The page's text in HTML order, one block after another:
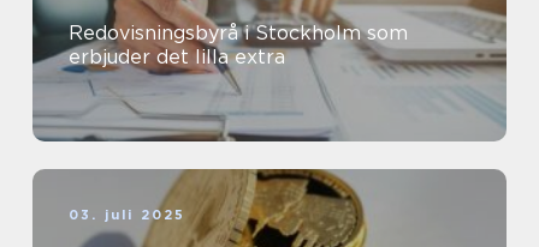
Redovisningsbyrå i Stockholm som
erbjuder det lilla extra
03. juli 2025